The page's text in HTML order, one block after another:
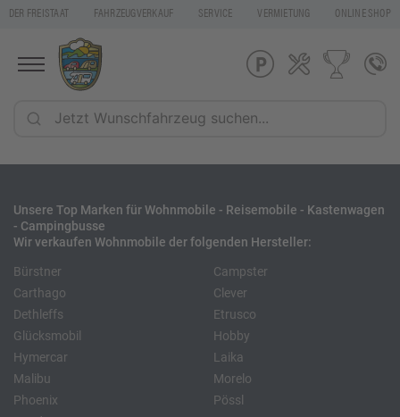
DER FREISTAAT FAHRZEUGVERKAUF SERVICE VERMIETUNG ONLINE SHOP
Unsere Top Marken für Wohnmobile - Reisemobile - Kastenwagen
- Campingbusse
Wir verkaufen Wohnmobile der folgenden Hersteller:
Bürstner
Carthago
Dethleffs
Glücksmobil
Hymercar
Malibu
Phoenix
Campster
Clever
Etrusco
Hobby
Laika
Morelo
Pössl